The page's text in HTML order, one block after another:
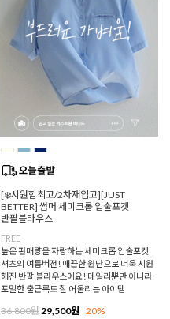
[❄️시원함최고/2차재입고][JUST
BETTER] 썸머 세미크롭 입술포켓
반팔블라우스
FREE
높은 판매량을 자랑하는 세미크롭 입술포켓
셔츠의 여름버전! 매끈한 원단으로 더욱 시원
해진 반팔 블라우스에요! 데일리뿐만 아니라
포멀한 출근룩도 잘 어울리는 아이템
36,800원 29,500원 20%